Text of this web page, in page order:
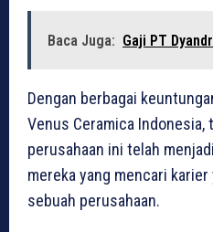
Baca Juga: Gaji PT
Dengan berbagai
Venus Ceramica Indonesia,
perusahaan ini telah
mereka yang mencari
sebuah perusahaan.